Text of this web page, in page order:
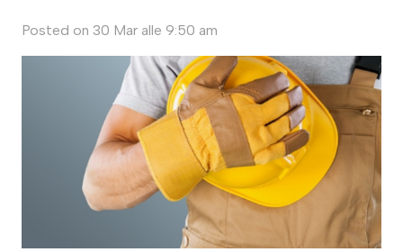
Posted on 30 Mar alle 9:50 am